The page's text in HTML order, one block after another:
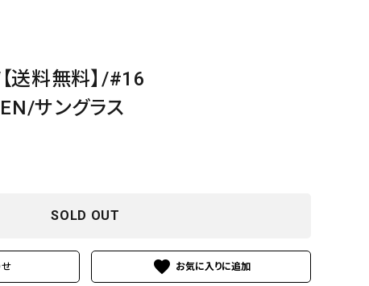
SALE
送料無料】/#16
サングラス
SOLD OUT
favorite